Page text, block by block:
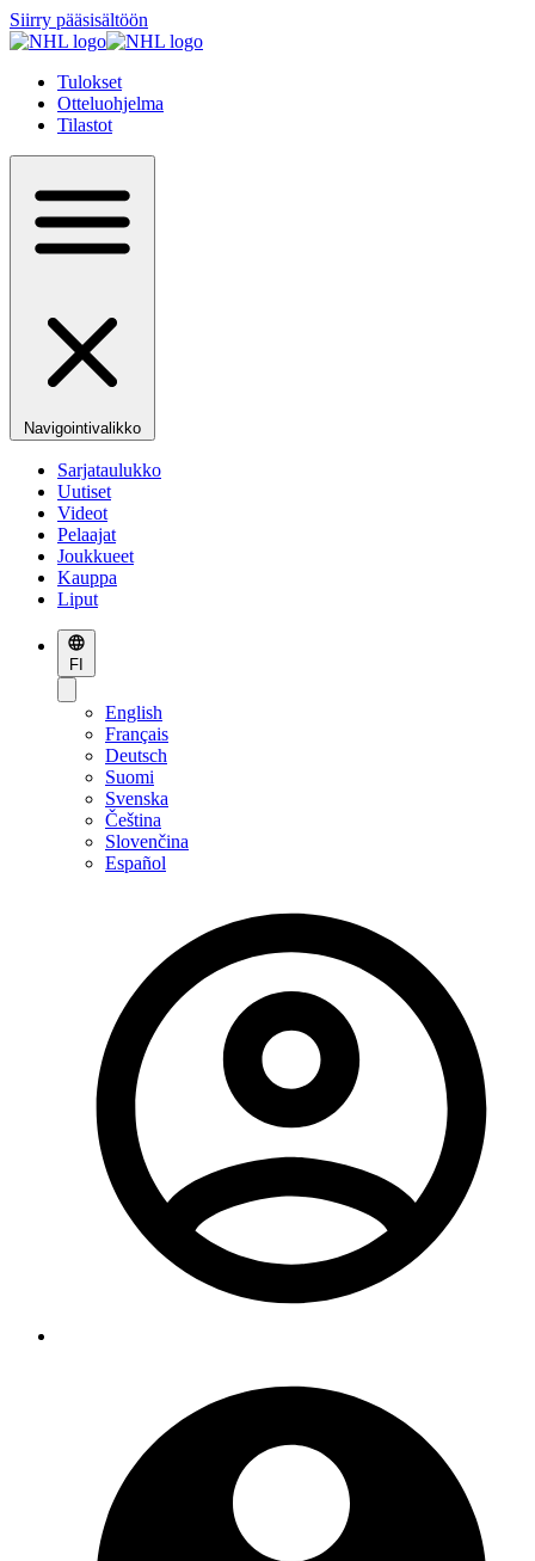
Siirry pääsisältöön
Tulokset
Otteluohjelma
Tilastot
Navigointivalikko
Sarjataulukko
Uutiset
Videot
Pelaajat
Joukkueet
Kauppa
Liput
FI
English
Français
Deutsch
Suomi
Svenska
Čeština
Slovenčina
Español